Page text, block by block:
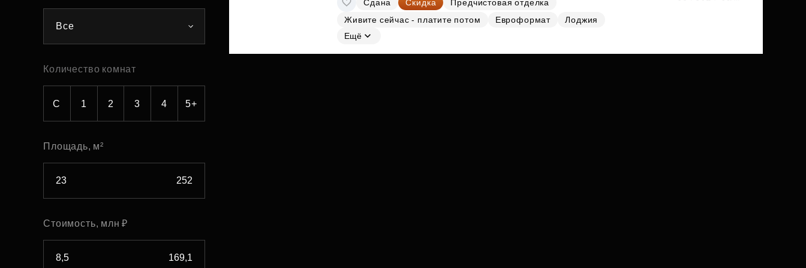
Субсидии
Все
Количество комнат
С 1 2 3 4 5+
Площадь, м²
Стоимость, млн ₽
Сдана Скидка
Предчистовая отделка
Живите сейчас - платите потом
Евроформат
Лоджия
Ещё